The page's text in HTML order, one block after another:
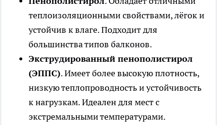
теплоизоляционными свойствами, лёгок и
устойчив к влаге. Подходит для
большинства типов балконов.
Экструдированный пенополистирол
(ЭППС). Имеет более высокую плотность,
низкую теплопроводность и устойчивость
к нагрузкам. Идеален для мест с
экстремальными температурами.